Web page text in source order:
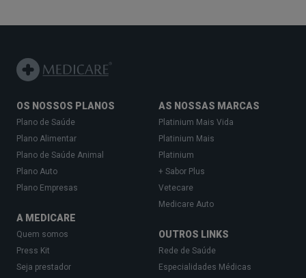
OS NOSSOS PLANOS
Plano de Saúde
Plano Alimentar
Plano de Saúde Animal
Plano Auto
Plano Empresas
A MEDICARE
Quem somos
Press Kit
Seja prestador
AS NOSSAS MARCAS
Platinium Mais Vida
Platinium Mais
Platinium
+ Sabor Plus
Vetecare
Medicare Auto
OUTROS LINKS
Rede de Saúde
Especialidades Médicas